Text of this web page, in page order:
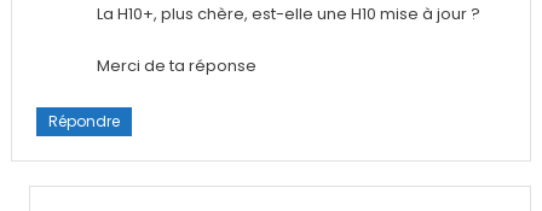
La H10+, plus chère, est-elle une H10 mise à jour ?
Merci de ta réponse
Répondre